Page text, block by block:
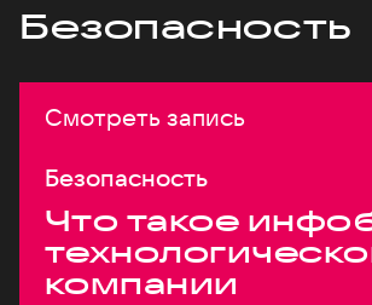
Безопасность
Смотреть запись
Безопасность
Что такое
компании